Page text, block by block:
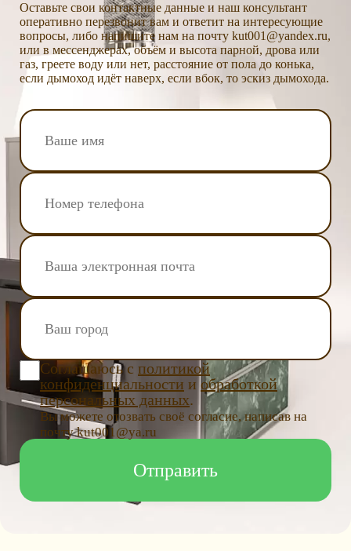
Оставьте свои контактные данные и наш консультант
оперативно перезвонит вам и ответит на интересующие
вопросы, либо напишите нам на почту kut001@yandex.ru,
или в мессенджерах, объём и высота парной, дрова или
газ, греете воду или нет, расстояние от пола до конька,
если дымоход идёт наверх, если вбок, то эскиз дымохода.
Соглашаюсь с политикой
конфиденциальности и обработкой
персональных данных.
Вы можете отозвать своё согласие, написав на
почту kut001@ya.ru